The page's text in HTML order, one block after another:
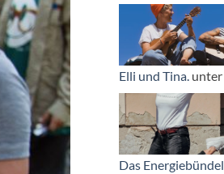
Elli und Tina. unter
Das Energiebündel